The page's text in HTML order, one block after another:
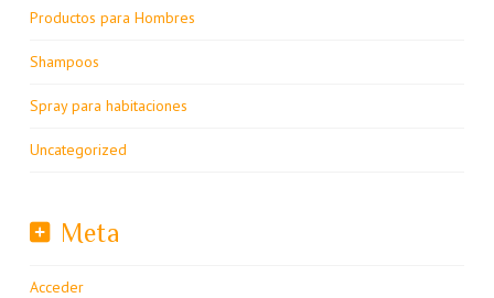
Productos para Hombres
Shampoos
Spray para habitaciones
Uncategorized
Meta
Acceder